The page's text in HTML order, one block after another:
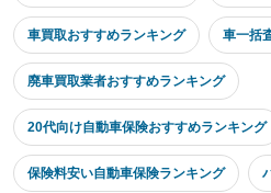
車買取おすすめランキング 車一括
廃車買取業者おすすめランキング
20代向け自動車保険おすすめランキング
保険料安い自動車保険ランキング